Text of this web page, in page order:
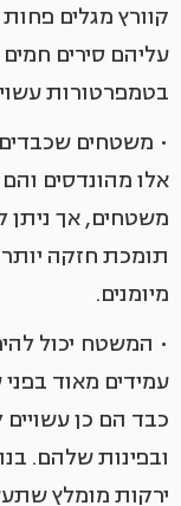
קוורץ מגלים
עליהם סירים חמים
בטמפרטורות
• משטחים
אלו מהונדסים
משטחים, אך ניתן
תומכת חזקה
מיומנים.
• המשטח יכול
עמידים מאוד
כבד הם כן
ובפינות שלהם.
ירקות מומלץ